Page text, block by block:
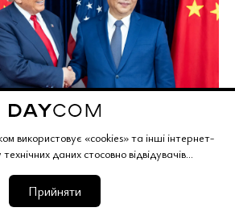
використовує «cookies» та інші інтернет-
даних стосовно відвідувачів...
Прийняти
із Дональдом Трампом у